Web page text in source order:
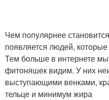
Чем популярнее
появляется людей,
Тем больше в интернете мы
фитоняшек видим. У них
выступающими венками,
тельце и минимум жира